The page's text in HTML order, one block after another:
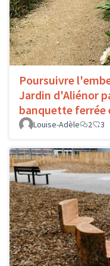
Poursuivre
Jardin d'Aliénor
banquette ferrée
Louise-Adèle 2 3